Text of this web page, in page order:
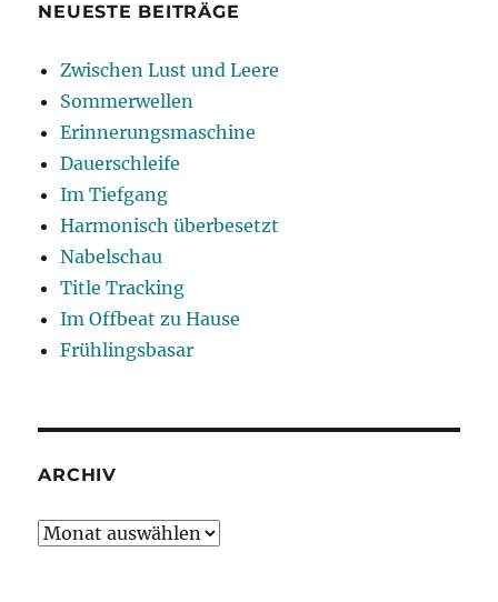
NEUESTE BEITRÄGE
Zwischen Lust und Leere
Sommerwellen
Erinnerungsmaschine
Dauerschleife
Im Tiefgang
Harmonisch überbesetzt
Nabelschau
Title Tracking
Im Offbeat zu Hause
Frühlingsbasar
ARCHIV
Archiv